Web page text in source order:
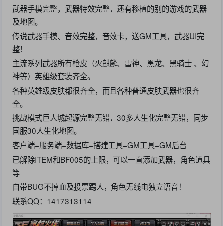
武器手模完整，武器特效完整，还有移植的别的游戏的武器
及地图。
传说武器手模、音效完整，音效卡，送GM工具，武器UI完
整！
主流系列武器所有枪皮（火麒麟、雷神、黑龙、黑骑士 、幻
神等）英雄级套装齐全。
各种英雄级皮肤都很齐全，而且各种普通皮肤武器也很齐
全。
挑战模式巨人城起源完整无错，30多人生化完整无错，同步
国服30人生化地图。
客户端+服务端+数据库+搭建工具+GM工具+GM后台
已解除ITEM和BF005的上限，可以一直添加武器，角色道具
等
自带BUG不掉血及投票踢人，角色无线电独立语音！
联系QQ：1417313114